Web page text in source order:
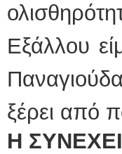
Εξάλλου
ξέρει από
Η